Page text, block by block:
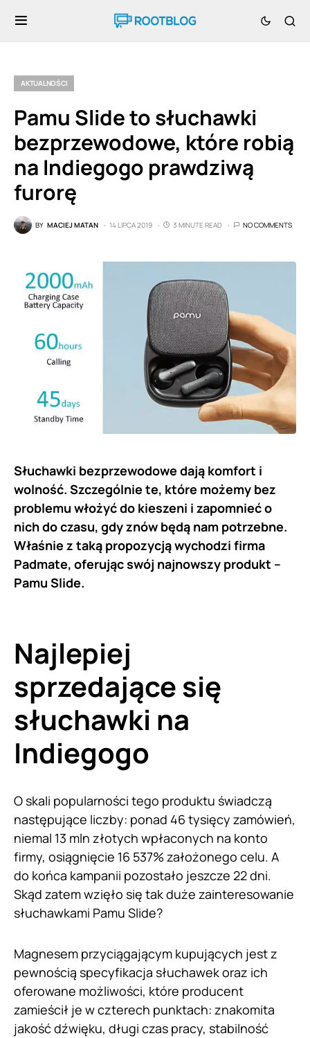
AKTUALNOŚCI
Pamu Slide to słuchawki
bezprzewodowe, które robią
na Indiegogo prawdziwą
furorę
BY MACIEJ MATAN 14 LIPCA 2019 3 MINUTE READ NO COMMENTS
Słuchawki bezprzewodowe dają komfort i
wolność. Szczególnie te, które możemy bez
problemu włożyć do kieszeni i zapomnieć o
nich do czasu, gdy znów będą nam potrzebne.
Właśnie z taką propozycją wychodzi firma
Padmate, oferując swój najnowszy produkt –
Pamu Slide.
Najlepiej
sprzedające się
słuchawki na
Indiegogo
O skali popularności tego produktu świadczą
następujące liczby: ponad 46 tysięcy zamówień,
niemal 13 mln złotych wpłaconych na konto
firmy, osiągnięcie 16 537% założonego celu. A
do końca kampanii pozostało jeszcze 22 dni.
Skąd zatem wzięło się tak duże zainteresowanie
słuchawkami Pamu Slide?
Magnesem przyciągającym kupujących jest z
pewnością specyfikacja słuchawek oraz ich
oferowane możliwości, które producent
zamieścił je w czterech punktach: znakomita
jakość dźwięku, długi czas pracy, stabilność